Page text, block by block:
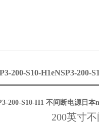
200-S10-H1eNSP3-
200-S10-H1 不间断电源日本
200英寸